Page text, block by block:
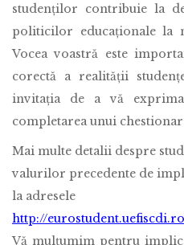
studenților contribuie la
politicilor educaționale la
Vocea voastră este
corectă a realității
invitația de a vă
completarea unui
Mai multe detalii despre
valurilor precedente de
la adresele
http://
Vă mulțumim pentru